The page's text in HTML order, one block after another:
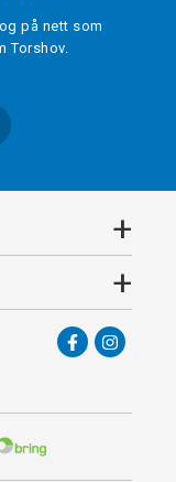
på nett som
Torshov.
+
+